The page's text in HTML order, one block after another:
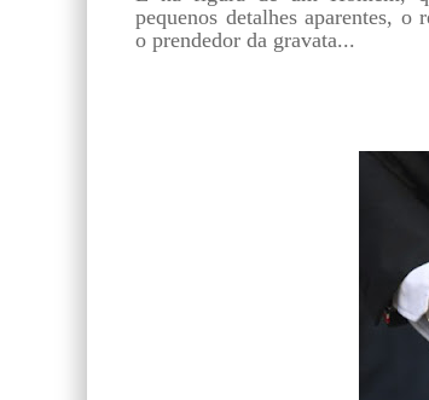
pequenos detalhes aparentes, o
o prendedor da gravata...